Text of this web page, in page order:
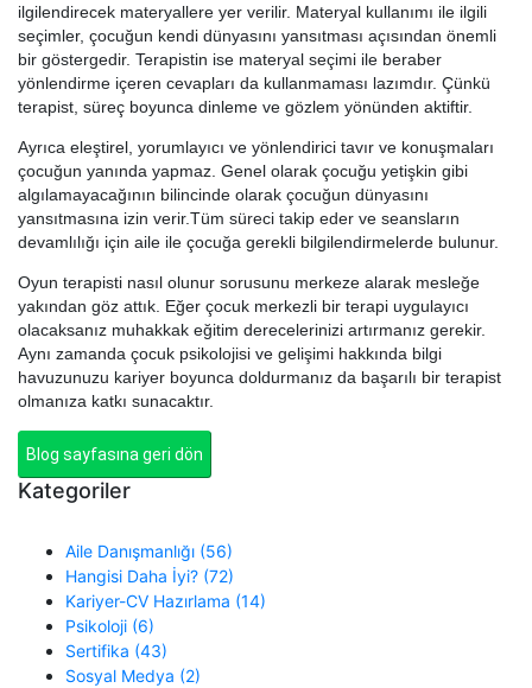
ilgilendirecek materyallere yer verilir. Materyal kullanımı ile ilgili
seçimler, çocuğun kendi dünyasını yansıtması açısından önemli
bir göstergedir. Terapistin ise materyal seçimi ile beraber
yönlendirme içeren cevapları da kullanmaması lazımdır. Çünkü
terapist, süreç boyunca dinleme ve gözlem yönünden aktiftir.
Ayrıca eleştirel, yorumlayıcı ve yönlendirici tavır ve konuşmaları
çocuğun yanında yapmaz. Genel olarak çocuğu yetişkin gibi
algılamayacağının bilincinde olarak çocuğun dünyasını
yansıtmasına izin verir.Tüm süreci takip eder ve seansların
devamlılığı için aile ile çocuğa gerekli bilgilendirmelerde bulunur.
Oyun terapisti nasıl olunur sorusunu merkeze alarak mesleğe
yakından göz attık. Eğer çocuk merkezli bir terapi uygulayıcı
olacaksanız muhakkak eğitim derecelerinizi artırmanız gerekir.
Aynı zamanda çocuk psikolojisi ve gelişimi hakkında bilgi
havuzunuzu kariyer boyunca doldurmanız da başarılı bir terapist
olmanıza katkı sunacaktır.
Blog sayfasına geri dön
Kategoriler
Aile Danışmanlığı (56)
Hangisi Daha İyi? (72)
Kariyer-CV Hazırlama (14)
Psikoloji (6)
Sertifika (43)
Sosyal Medya (2)